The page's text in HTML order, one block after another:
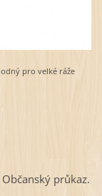
pro velké ráže
průkaz.